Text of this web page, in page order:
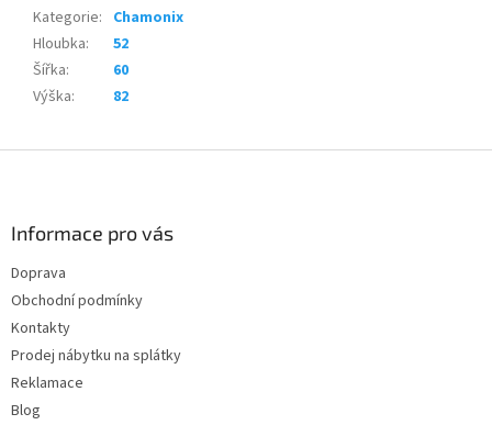
Kategorie: Chamonix
Hloubka:
52
Šířka:
60
Výška: 82
Informace pro vás
Doprava
Obchodní podmínky
Kontakty
Prodej nábytku na splátky
Reklamace
Blog